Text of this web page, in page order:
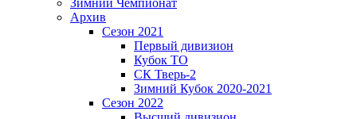
Зимний Чемпионат
Архив
Сезон 2021
Первый дивизион
Кубок ТО
СК Тверь-2
Зимний Кубок 2020-2021
Сезон 2022